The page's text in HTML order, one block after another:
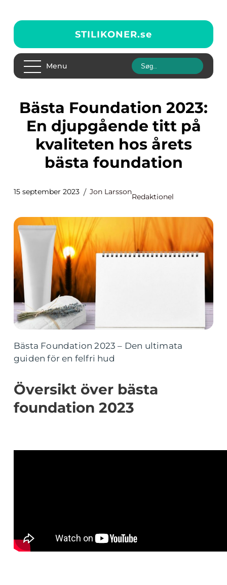
STILIKONER.se
Menu
Bästa Foundation 2023:
En djupgående titt på
kvaliteten hos årets
bästa foundation
15 september 2023 Jon Larsson
Redaktionel
Bästa Foundation 2023 – Den ultimata
guiden för en felfri hud
Översikt över bästa
foundation 2023